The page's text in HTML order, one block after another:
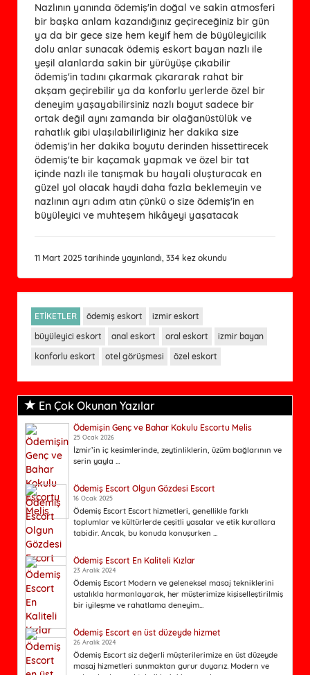
Nazlının yanında ödemiş'in doğal ve sakin atmosferi
bir başka anlam kazandığınız geçireceğiniz bir gün
ya da bir gece size hem keyif hem de büyüleyicilik
dolu anlar sunacak ödemiş eskort bayan nazlı ile
yeşil alanlarda sakin bir yürüyüşe çıkabilir
ödemiş'in tadını çıkarmak çıkararak rahat bir
akşam geçirebilir ya da konforlu yerlerde özel bir
deneyim yaşayabilirsiniz nazlı boyut sadece bir
ortak değil aynı zamanda bir olağanüstülük ve
rahatlık gibi ulaşılabilirliğiniz her dakika size
ödemiş'in her dakika boyutu derinden hissettirecek
ödemiş'te bir kaçamak yapmak ve özel bir tat
içinde nazlı ile tanışmak bu hayali oluşturacak en
güzel yol olacak haydi daha fazla beklemeyin ve
nazlının ayrı adım atın çünkü o size ödemiş'in en
büyüleyici ve muhteşem hikâyeyi yaşatacak
11 Mart 2025 tarihinde yayınlandı, 334 kez okundu
ETİKETLER ödemiş eskort
izmir eskort
büyüleyici eskort
anal eskort oral eskort
izmir bayan
konforlu eskort
otel görüşmesi özel eskort
En Çok Okunan Yazılar
Ödemişin Genç ve Bahar Kokulu Escortu Melis
25 Ocak 2026
İzmir’in iç kesimlerinde, zeytinliklerin, üzüm bağlarının ve
serin yayla ...
Ödemiş Escort Olgun Gözdesi Escort
16 Ocak 2025
Ödemiş Escort Escort hizmetleri, genellikle farklı
toplumlar ve kültürlerde çeşitli yasalar ve etik kurallara
tabidir. Ancak, bu konuda konuşurken ...
Ödemiş Escort En Kaliteli Kızlar
23 Aralık 2024
Ödemiş Escort Modern ve geleneksel masaj tekniklerini
ustalıkla harmanlayarak, her müşterimize kişiselleştirilmiş
bir iyileşme ve rahatlama deneyim...
Ödemiş Escort en üst düzeyde hizmet
26 Aralık 2024
Ödemiş Escort siz değerli müşterilerimize en üst düzeyde
masaj hizmetleri sunmaktan gurur duyarız. Modern ve